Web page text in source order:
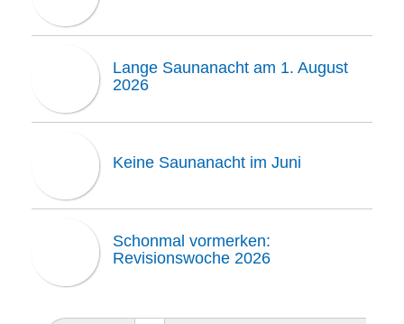
Lange Saunanacht am 1. August
2026
Keine Saunanacht im Juni
Schonmal vormerken:
Revisionswoche 2026